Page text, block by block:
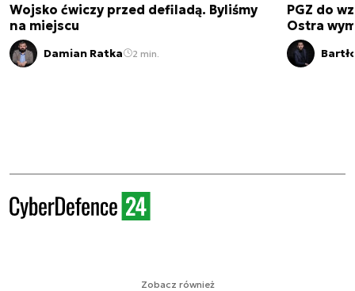
Wojsko ćwiczy przed defiladą. Byliśmy
na miejscu
Damian Ratka 2 min.
PGZ do
Ostra
Zobacz również